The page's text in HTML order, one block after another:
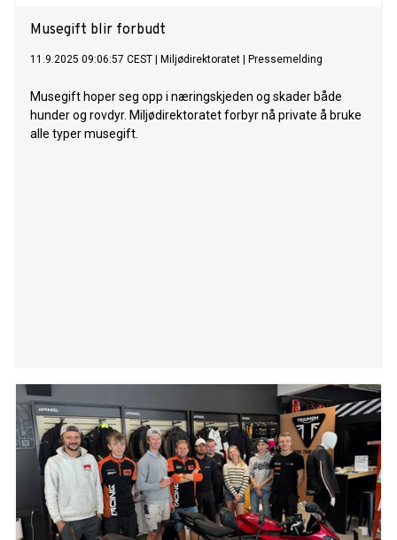
Musegift blir forbudt
11.9.2025 09:06:57 CEST Miljødirektoratet Pressemelding
Musegift hoper seg opp i næringskjeden og skader både
hunder og rovdyr. Miljødirektoratet forbyr nå private å bruke
alle typer musegift.